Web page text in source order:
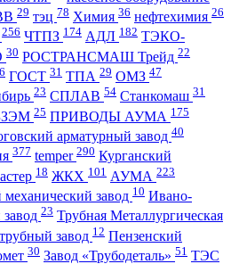
29 тэц 78 Химия 36 нефтехимия 26
256 ЧТПЗ 174 АДЛ 182 ТЭКО-
30 РОСТРАНСМАШ Трейд 22
ГОСТ 31 ТПА 29 ОМЗ 47
23 СПЛАВ 54 Станкомаш 31
25 ПРИВОДЫ АУМА 175
арматурный завод 40
377 temper 290 Курганский
18 ЖКХ 101 АУМА 223
завод 10 Ивано-
23 Трубная Металлургическая
завод 12 Пензенский
30 Завод «Трубодеталь» 51 ТЭС